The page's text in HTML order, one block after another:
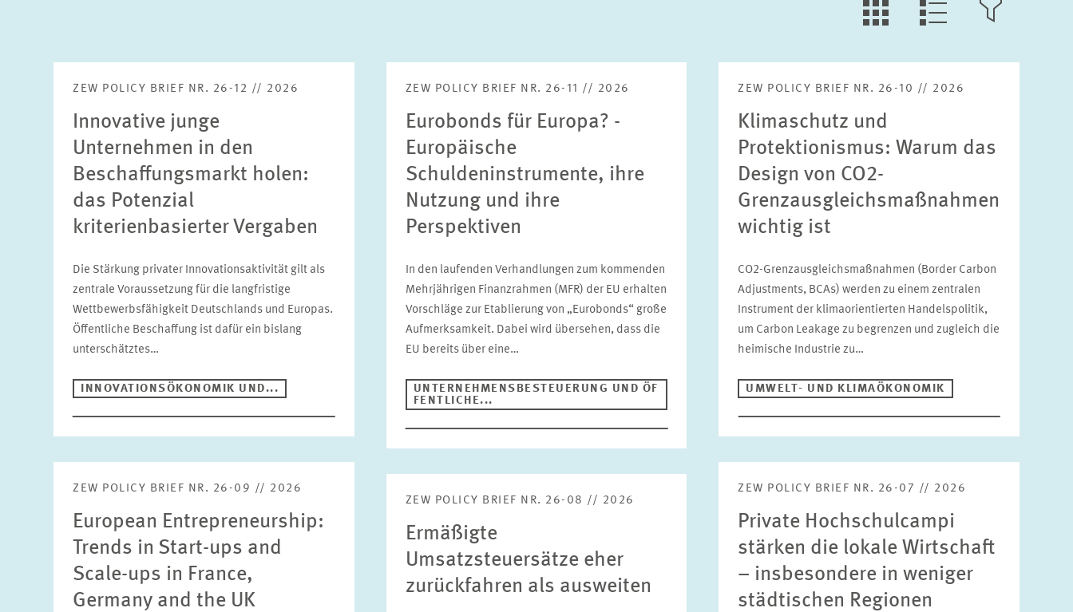
FILTER
LISTEN
KACHEL
Publikationstyp
Bereiche
ALTERSVORSORGE UND NACHHALTIGE
FINANZMÄRKTE
INNOVATIONSÖKONOMIK UND
MARKTDESIGN
UMWELT- UND KLIMAÖKONOMIK
UNGLEICHHEIT UND VERTEILUNGSPOLITIK
UNTERNEHMENSBESTEUERUNG UND ÖFFENTLICHE
Jahr
ZEW POLICY BRIEF NR. 26-12 // 2026
Innovative junge
Unternehmen in den
Beschaffungsmarkt holen:
das Potenzial
kriterienbasierter Vergaben
Die Stärkung privater Innovationsaktivität gilt als
zentrale Voraussetzung für die langfristige
Wettbewerbsfähigkeit Deutschlands und Europas.
Öffentliche Beschaffung ist dafür ein bislang
unterschätztes…
INNOVATIONSÖKONOMIK UND...
ZEW POLICY BRIEF NR. 26-11 // 2026
Eurobonds für Europa? -
Europäische
Schuldeninstrumente, ihre
Nutzung und ihre
Perspektiven
In den laufenden Verhandlungen zum kommenden
Mehrjährigen Finanzrahmen (MFR) der EU erhalten
Vorschläge zur Etablierung von „Eurobonds“ große
Aufmerksamkeit. Dabei wird übersehen, dass die
EU bereits über eine…
UNTERNEHMENSBESTEUERUNG UND ÖF
FENTLICHE...
ZEW POLICY BRIEF NR. 26-10 // 2026
Klimaschutz und
Protektionismus: Warum das
Design von CO2-
Grenzausgleichsmaßnahmen
wichtig ist
CO2-Grenzausgleichsmaßnahmen (Border Carbon
Adjustments, BCAs) werden zu einem zentralen
Instrument der klimaorientierten Handelspolitik,
um Carbon Leakage zu begrenzen und zugleich die
heimische Industrie zu…
UMWELT- UND KLIMAÖKONOMIK
ZEW POLICY BRIEF NR. 26-09 // 2026
European Entrepreneurship:
Trends in Start-ups and
Scale-ups in France,
Germany and the UK
ZEW POLICY BRIEF NR. 26-08 // 2026
Ermäßigte
Umsatzsteuersätze eher
zurückfahren als ausweiten
ZEW POLICY BRIEF NR. 26-07 // 2026
Private Hochschulcampi
stärken die lokale Wirtschaft
– insbesondere in weniger
städtischen Regionen